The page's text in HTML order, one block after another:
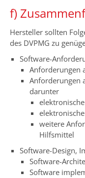
f)
Hersteller sollten
des DVPMG zu
Software-
Anforderungen
Anforderungen
darunter
weitere
Hilfsmittel
Software-Design,
Software-
Software